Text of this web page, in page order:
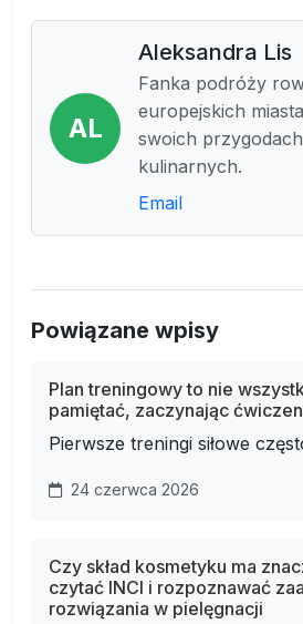
AL
Aleksandra Lis
Fanka podróży
europejskich
swoich
kulinarnych.
Email
Powiązane wpisy
Plan treningowy to nie
pamiętać, zaczynając
Pierwsze treningi siłowe
24 czerwca 2026
Czy skład kosmetyku ma
czytać INCI i rozpoznawać
rozwiązania w pielęgnacji